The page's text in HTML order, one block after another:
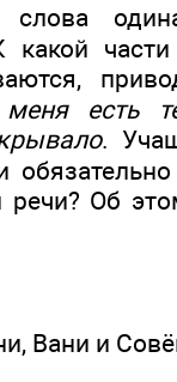
какой части
есть
.
речи? Об
Вани и